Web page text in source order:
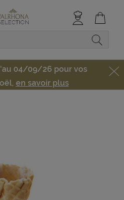
04/09/26 pour vos
en savoir plus